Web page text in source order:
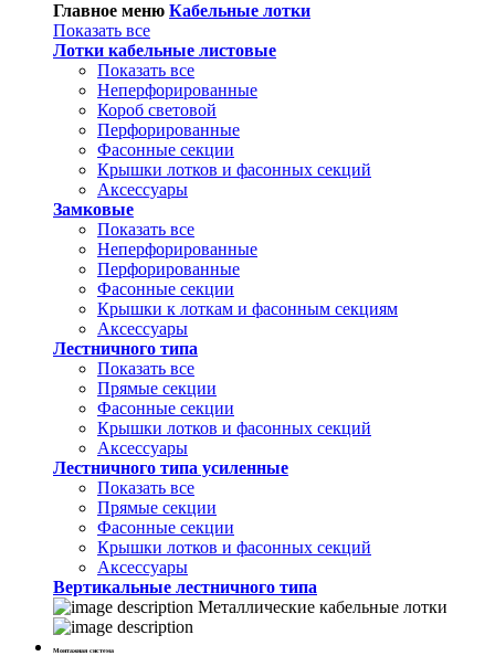
Главное меню Кабельные лотки
Показать все
Лотки кабельные листовые
Показать все
Неперфорированные
Короб световой
Перфорированные
Фасонные секции
Крышки лотков и фасонных секций
Аксессуары
Замковые
Показать все
Неперфорированные
Перфорированные
Фасонные секции
Крышки к лоткам и фасонным секциям
Аксессуары
Лестничного типа
Показать все
Прямые секции
Фасонные секции
Крышки лотков и фасонных секций
Аксессуары
Лестничного типа усиленные
Показать все
Прямые секции
Фасонные секции
Крышки лотков и фасонных секций
Аксессуары
Вертикальные лестничного типа
Металлические кабельные лотки
Монтажная система